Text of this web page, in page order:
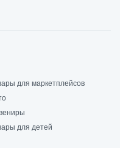
для маркетплейсов
для детей